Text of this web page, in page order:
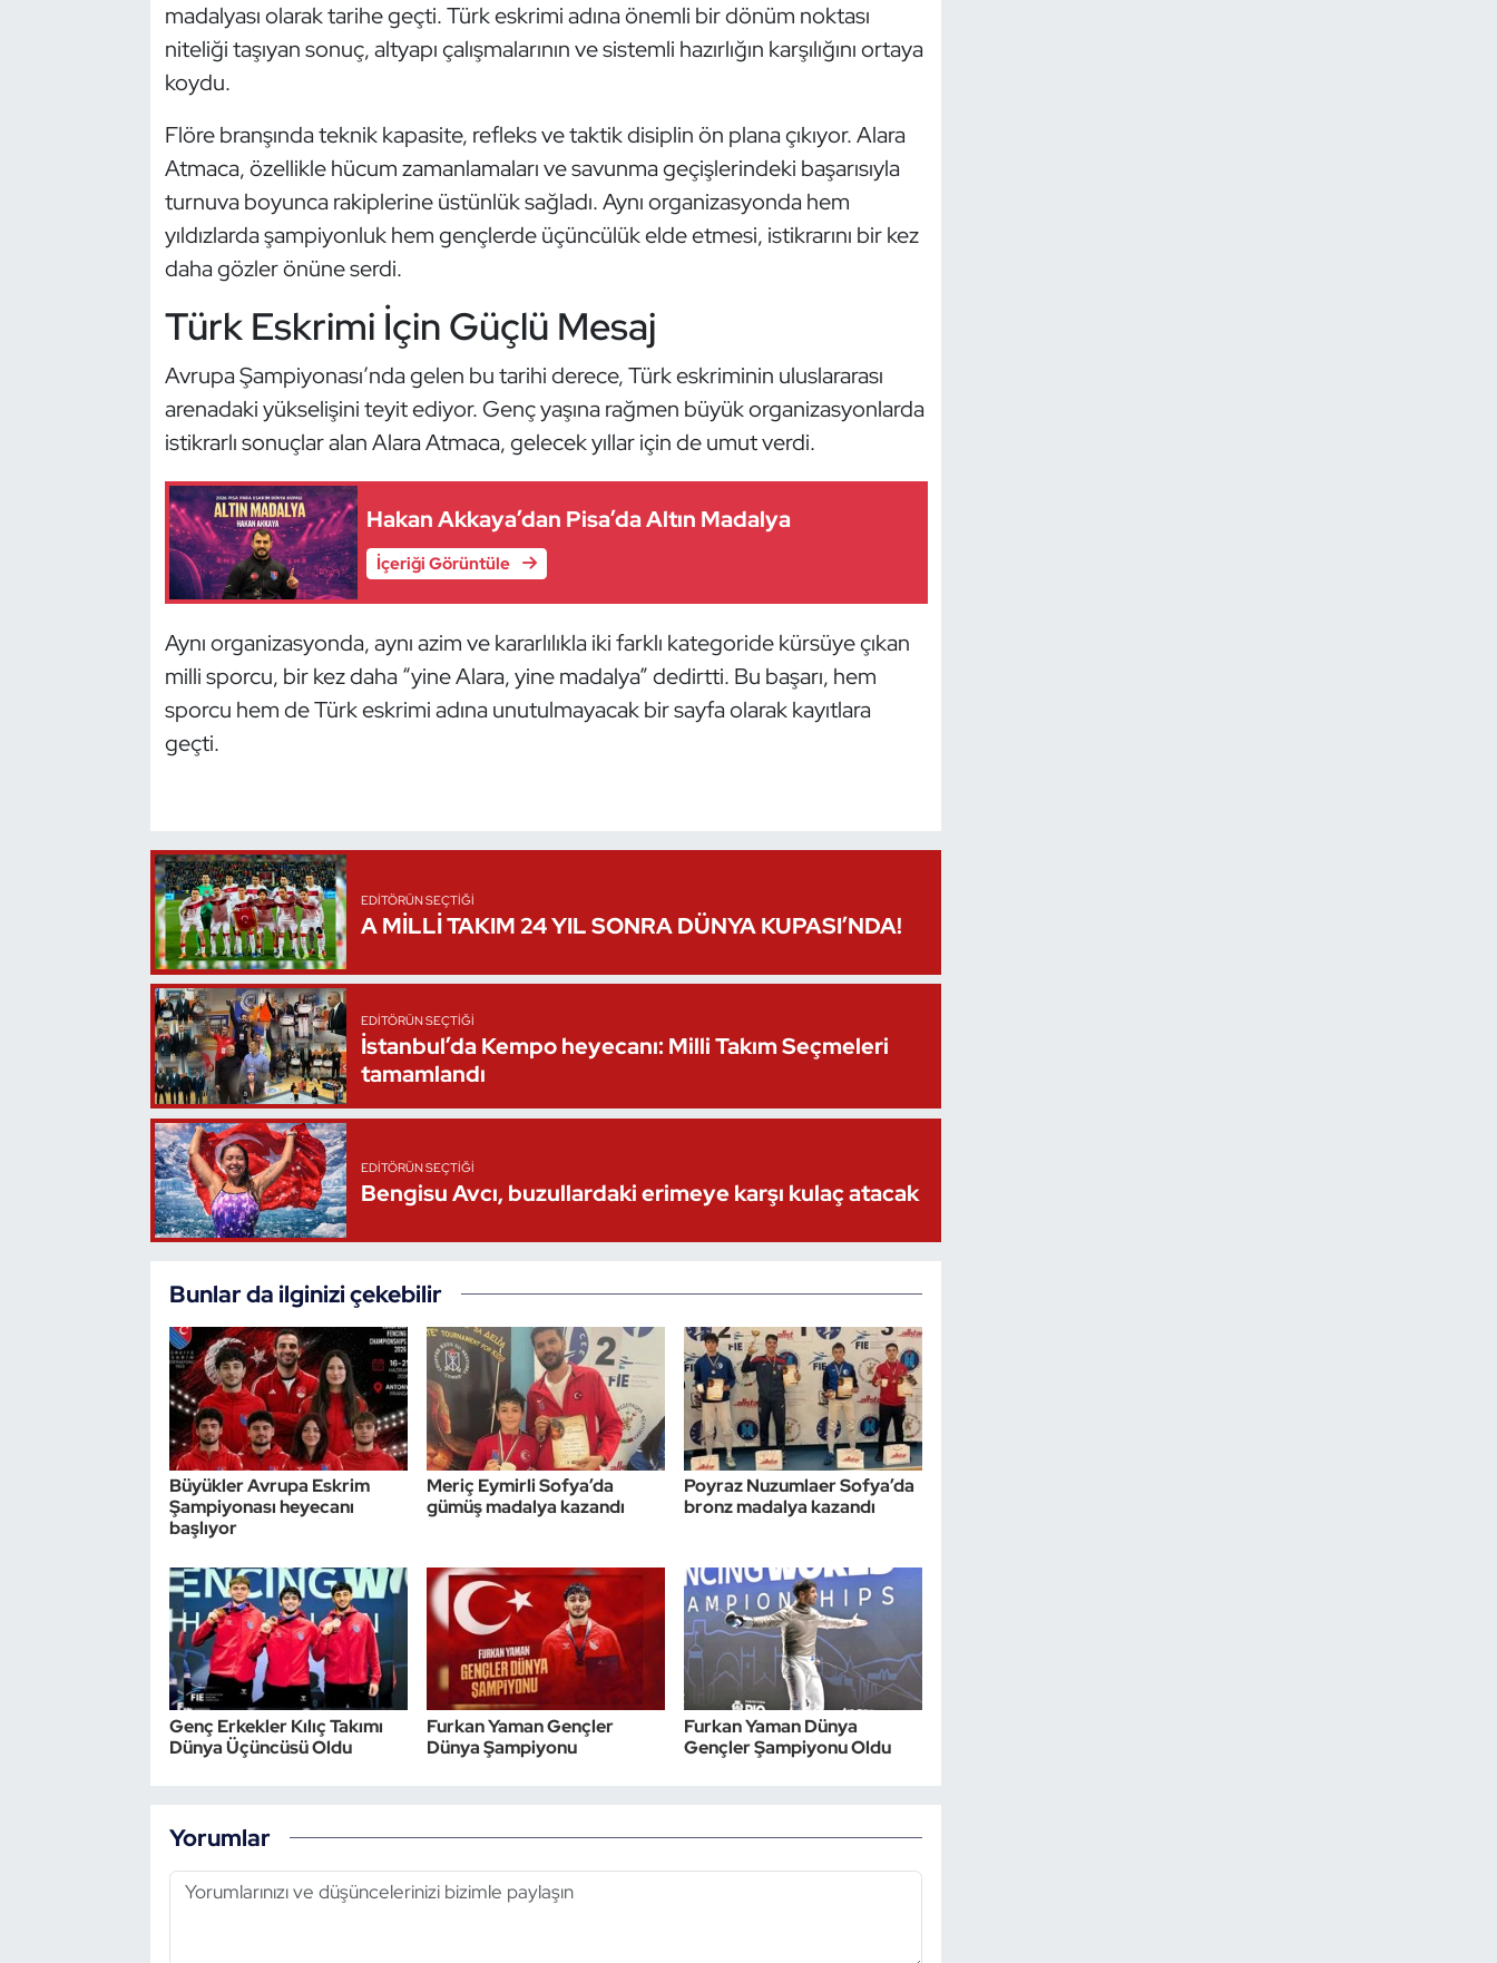
madalyası olarak tarihe geçti. Türk eskrimi adına önemli bir dönüm noktası
niteliği taşıyan sonuç, altyapı çalışmalarının ve sistemli hazırlığın karşılığını ortaya
koydu.
Flöre branşında teknik kapasite, refleks ve taktik disiplin ön plana çıkıyor. Alara
Atmaca, özellikle hücum zamanlamaları ve savunma geçişlerindeki başarısıyla
turnuva boyunca rakiplerine üstünlük sağladı. Aynı organizasyonda hem
yıldızlarda şampiyonluk hem gençlerde üçüncülük elde etmesi, istikrarını bir kez
daha gözler önüne serdi.
Türk Eskrimi İçin Güçlü Mesaj
Avrupa Şampiyonası’nda gelen bu tarihi derece, Türk eskriminin uluslararası
arenadaki yükselişini teyit ediyor. Genç yaşına rağmen büyük organizasyonlarda
istikrarlı sonuçlar alan Alara Atmaca, gelecek yıllar için de umut verdi.
Hakan Akkaya’dan Pisa’da Altın Madalya
İçeriği Görüntüle
Aynı organizasyonda, aynı azim ve kararlılıkla iki farklı kategoride kürsüye çıkan
milli sporcu, bir kez daha “yine Alara, yine madalya” dedirtti. Bu başarı, hem
sporcu hem de Türk eskrimi adına unutulmayacak bir sayfa olarak kayıtlara
geçti.
EDITÖRÜN SEÇTIĞI
A MİLLİ TAKIM 24 YIL SONRA DÜNYA KUPASI’NDA!
EDITÖRÜN SEÇTIĞI
İstanbul’da Kempo heyecanı: Milli Takım Seçmeleri
tamamlandı
EDITÖRÜN SEÇTIĞI
Bengisu Avcı, buzullardaki erimeye karşı kulaç atacak
Bunlar da ilginizi çekebilir
Büyükler Avrupa Eskrim
Şampiyonası heyecanı
başlıyor
Meriç Eymirli Sofya’da
gümüş madalya kazandı
Poyraz Nuzumlaer Sofya’da
bronz madalya kazandı
Genç Erkekler Kılıç Takımı
Dünya Üçüncüsü Oldu
Furkan Yaman Gençler
Dünya Şampiyonu
Furkan Yaman Dünya
Gençler Şampiyonu Oldu
Yorumlar
Modern Pentatlon
Motor Sporları
Özel Sporcular
Vücut Geliştirme Fitness
Wushu Kungfu